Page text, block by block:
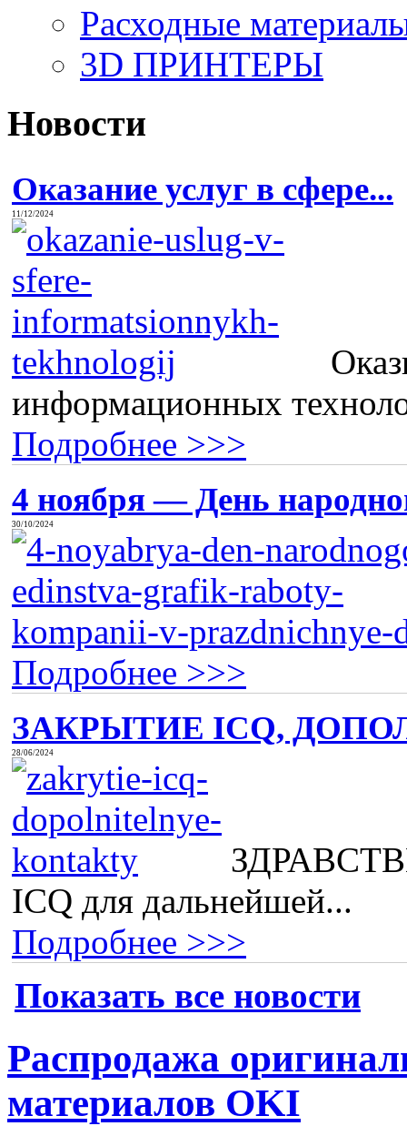
Расходные
3D ПРИНТЕРЫ
Новости
Оказание услуг в сфере...
11/12/2024
информационных
Подробнее >>>
4 ноября — День
30/10/2024
Подробнее >>>
ЗАКРЫТИЕ ICQ,
28/06/2024
ICQ для дальнейшей...
Подробнее >>>
Показать все новости
Распродажа
материалов OKI